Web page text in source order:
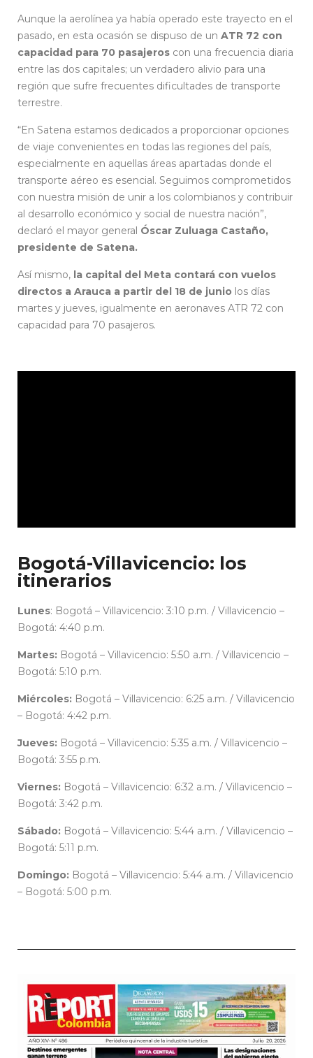
Aunque la aerolínea ya había operado este trayecto en el
pasado, en esta ocasión se dispuso de un ATR 72 con
capacidad para 70 pasajeros con una frecuencia diaria
entre las dos capitales; un verdadero alivio para una
región que sufre frecuentes dificultades de transporte
terrestre.
“En Satena estamos dedicados a proporcionar opciones
de viaje convenientes en todas las regiones del país,
especialmente en aquellas áreas apartadas donde el
transporte aéreo es esencial. Seguimos comprometidos
con nuestra misión de unir a los colombianos y contribuir
al desarrollo económico y social de nuestra nación”,
declaró el mayor general Óscar Zuluaga Castaño,
presidente de Satena.
Así mismo, la capital del Meta contará con vuelos
directos a Arauca a partir del 18 de junio los días
martes y jueves, igualmente en aeronaves ATR 72 con
capacidad para 70 pasajeros.
Bogotá-Villavicencio: los
itinerarios
Lunes: Bogotá – Villavicencio: 3:10 p.m. / Villavicencio –
Bogotá: 4:40 p.m.
Martes: Bogotá – Villavicencio: 5:50 a.m. / Villavicencio –
Bogotá: 5:10 p.m.
Miércoles: Bogotá – Villavicencio: 6:25 a.m. / Villavicencio
– Bogotá: 4:42 p.m.
Jueves: Bogotá – Villavicencio: 5:35 a.m. / Villavicencio –
Bogotá: 3:55 p.m.
Viernes: Bogotá – Villavicencio: 6:32 a.m. / Villavicencio –
Bogotá: 3:42 p.m.
Sábado: Bogotá – Villavicencio: 5:44 a.m. / Villavicencio –
Bogotá: 5:11 p.m.
Domingo: Bogotá – Villavicencio: 5:44 a.m. / Villavicencio
– Bogotá: 5:00 p.m.